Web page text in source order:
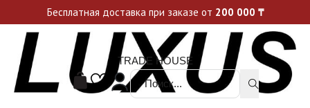
Уникальные акции и спецпредложения каждую неделю, не пропусти свой шанс
TRADE HOUSE
Поиск ...
Бесплатная доставка при заказе от 200 000 ₸